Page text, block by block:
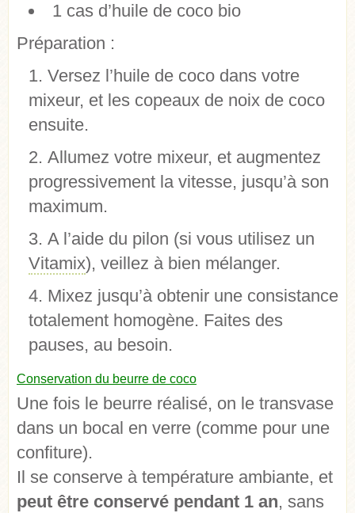
1 cas d’huile de coco bio
Préparation :
Versez l’huile de coco dans votre
mixeur, et les copeaux de noix de coco
ensuite.
Allumez votre mixeur, et augmentez
progressivement la vitesse, jusqu’à son
maximum.
A l’aide du pilon (si vous utilisez un
Vitamix), veillez à bien mélanger.
Mixez jusqu’à obtenir une consistance
totalement homogène. Faites des
pauses, au besoin.
Conservation du beurre de coco
Une fois le beurre réalisé, on le transvase
dans un bocal en verre (comme pour une
confiture).
Il se conserve à température ambiante, et
peut être conservé pendant 1 an, sans